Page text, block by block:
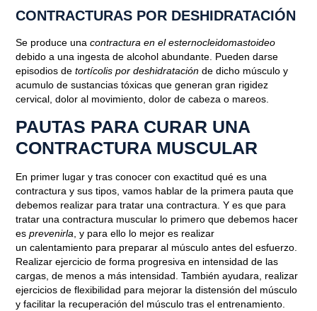
CONTRACTURAS POR DESHIDRATACIÓN
Se produce unacontractura en el esternocleidomastoideo
debido a una ingesta de alcohol abundante. Pueden darse
episodios detortícolis por deshidratación de dicho músculo y
acumulo de sustancias tóxicas que generan gran rigidez
cervical, dolor al movimiento, dolor de cabeza o mareos.
PAUTAS PARA CURAR UNA
CONTRACTURA MUSCULAR
En primer lugar y tras conocer con exactitud qué es una
contractura y sus tipos,vamos hablar de la primera pauta que
debemos realizar para tratar una contractura. Y es que para
tratar una contractura muscular lo primero que debemos hacer
esprevenirla, y para ello lo mejor es realizar
uncalentamiento para preparar al músculo antes del esfuerzo.
Realizar ejercicio de forma progresiva en intensidad de las
cargas, de menos a más intensidad. También ayudara, realizar
ejercicios de flexibilidad para mejorar la distensión del músculo
y facilitar la recuperación del músculo tras el entrenamiento.